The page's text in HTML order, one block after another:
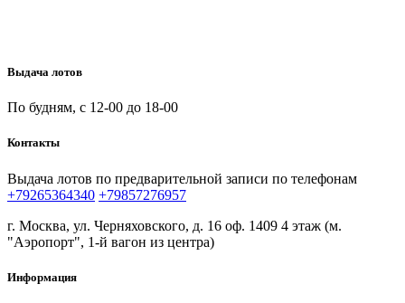
Выдача лотов
По будням, с 12-00 до 18-00
Контакты
Выдача лотов по предварительной записи по телефонам
+79265364340 +79857276957
г. Москва, ул. Черняховского, д. 16 оф. 1409 4 этаж (м.
"Аэропорт", 1-й вагон из центра)
Информация